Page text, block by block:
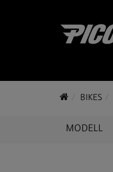
BIKES
MODELL